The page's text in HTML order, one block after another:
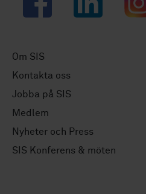
Om SIS
Kontakta oss
Jobba på SIS
Medlem
Nyheter och Press
SIS Konferens & möten